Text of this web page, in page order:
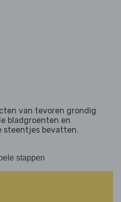
van tevoren grondig
bladgroenten en
steentjes bevatten.
stappen